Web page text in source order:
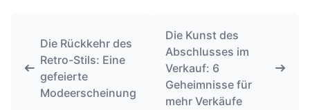
Die Rückkehr des
Retro-Stils: Eine
gefeierte
Modeerscheinung
Die Kunst des
Abschlusses im
Verkauf: 6
Geheimnisse für
mehr Verkäufe